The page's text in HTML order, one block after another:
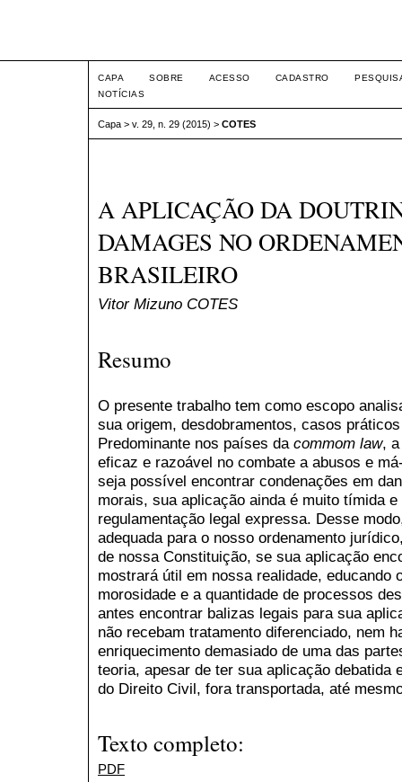
CAPA SOBRE ACESSO CADASTRO
NOTÍCIAS
Capa > v. 29, n. 29 (2015) > COTES
A APLICAÇÃO DA
DAMAGES NO
BRASILEIRO
Vitor Mizuno COTES
Resumo
O presente trabalho tem como escopo
sua origem, desdobramentos, casos
Predominante nos países da commom law,
eficaz e razoável no combate a abusos e
seja possível encontrar condenações em
morais, sua aplicação ainda é muito tímida
regulamentação legal expressa. Desse
adequada para o nosso ordenamento
de nossa Constituição, se sua aplicação
mostrará útil em nossa realidade, educando
morosidade e a quantidade de processos
antes encontrar balizas legais para sua
não recebam tratamento diferenciado, nem
enriquecimento demasiado de uma das
teoria, apesar de ter sua aplicação debatida
do Direito Civil, fora transportada, até
Texto completo:
PDF